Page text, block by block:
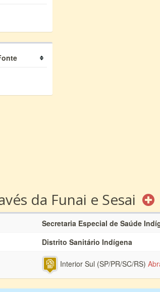
da Funai e Sesai
Secretaria Especial de Saúde
Distrito Sanitário Indígena
Interior Sul (SP/PR/SC/RS)